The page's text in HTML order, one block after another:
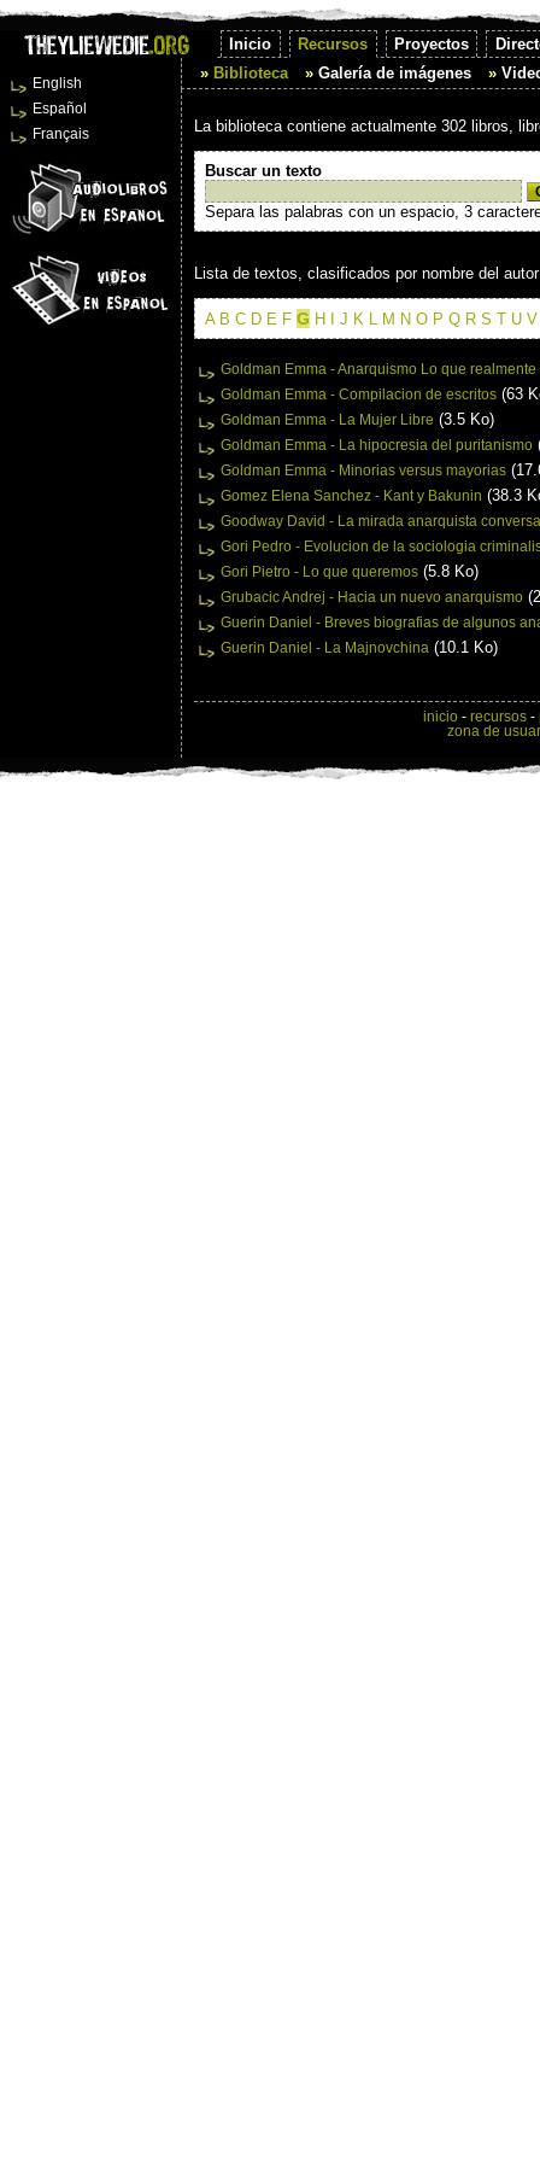
Inicio Recursos Proyectos
English
Español
Français
Biblioteca Galería de imágenes
La biblioteca contiene actualmente 302 libros,
Buscar un texto
Separa las palabras con un espacio, 3
Lista de textos, clasificados por nombre del
A B C D E F G H J K L M N O P Q R S T U V
Goldman Emma - Anarquismo Lo que
Goldman Emma - Compilacion de escritos (63
Goldman Emma - La Mujer Libre (3.5 Ko)
Goldman Emma - La hipocresia del puritanismo
Goldman Emma - Minorias versus mayorias
Gomez Elena Sanchez - Kant y Bakunin (38.3
Goodway David - La mirada anarquista
Gori Pedro - Evolucion de la sociologia
Gori Pietro - Lo que queremos (5.8 Ko)
Grubacic Andrej - Hacia un nuevo anarquismo
Guerin Daniel - Breves biografias de algunos
Guerin Daniel - La Majnovchina (10.1 Ko)
inicio - recursos -
zona de